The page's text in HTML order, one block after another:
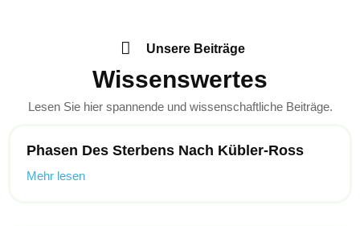
Unsere Beiträge
Wissenswertes
Lesen Sie hier spannende und wissenschaftliche Beiträge.
Phasen Des Sterbens Nach Kübler-Ross
Mehr lesen